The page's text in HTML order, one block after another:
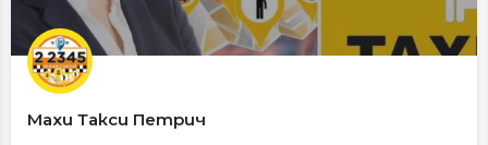
Махи Такси Петрич